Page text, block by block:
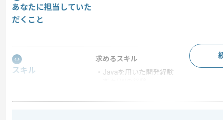
あなたに担当していた
だくこと
スキル
求めるスキル
・Javaを用いた開発経験